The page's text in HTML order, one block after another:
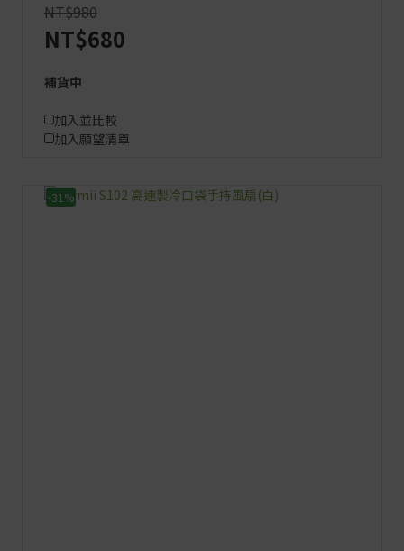
NT$980
NT$680
補貨中
加入並比較
加入願望清單
-31%